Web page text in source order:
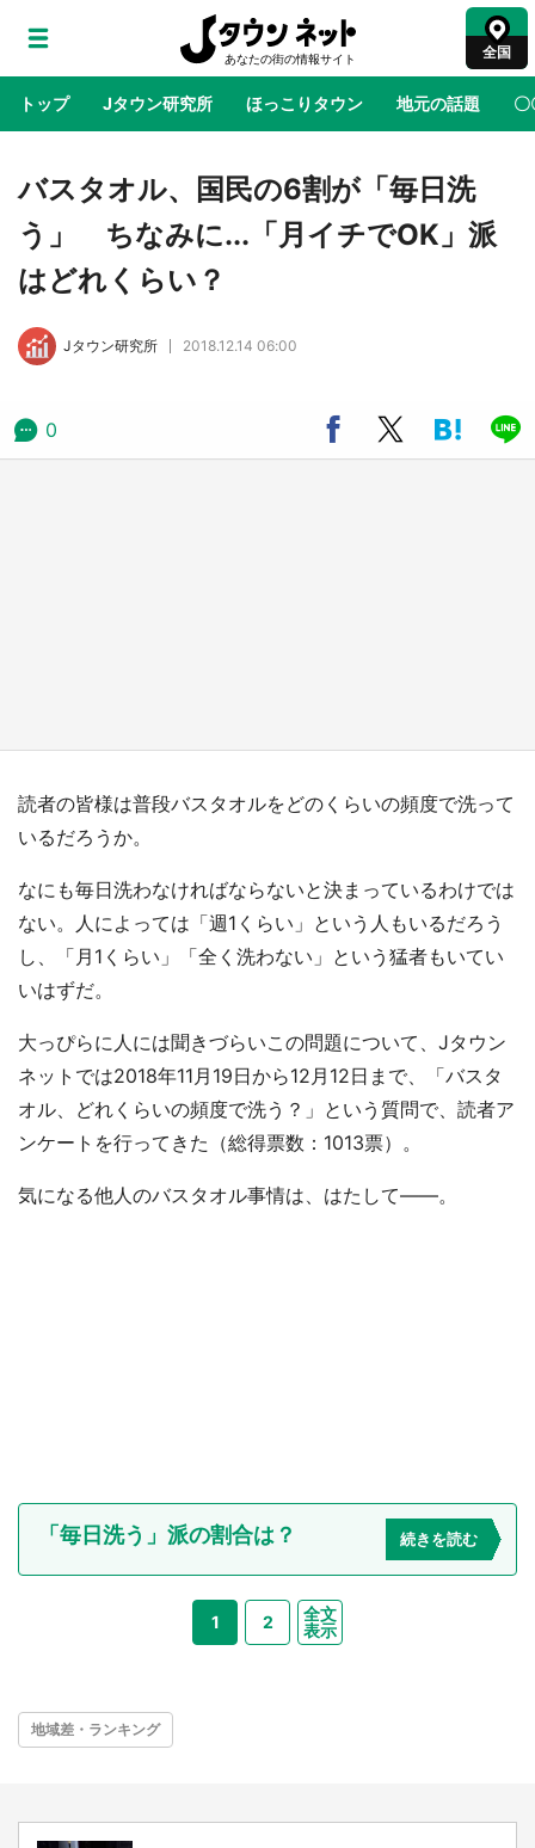
全国
トップ Jタウン研究所 ほっこりタウン 地元の話題 〇
地域×二次元 絶景 あの時はありがとう 物語がはじ
ラプラス・ダークネスが栃木県を征服！？ 県
公式プロモ動画で「聖地」が生産されてます
の「猫猫像」も【8／1～10／26】
バスタオル、国民の6割が「毎日洗
う」 ちなみに...「月イチでOK」派
はどれくらい？
Jタウン研究所 2018.12.14 06:00
0
読者の皆様は普段バスタオルをどのくらいの頻度で洗って
いるだろうか。
なにも毎日洗わなければならないと決まっているわけでは
ない。人によっては「週1くらい」という人もいるだろう
し、「月1くらい」「全く洗わない」という猛者もいてい
いはずだ。
大っぴらに人には聞きづらいこの問題について、Jタウン
ネットでは2018年11月19日から12月12日まで、「バスタ
オル、どれくらいの頻度で洗う？」という質問で、読者ア
ンケートを行ってきた（総得票数：1013票）。
気になる他人のバスタオル事情は、はたして――。
「毎日洗う」派の割合は？ 続きを読む
1 2
全文
表示
地域差・ランキング